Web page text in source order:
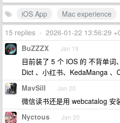
iOS App
Mac experience
15 replies • 2026-01-22 13:56:29
BuZZZX Jan 19
目前装了 5 个 IOS 的 不背单
Dict 、小红书、KedaManga
MavSill Jan 20
微信读书还是用 webcatalog 安
Nyctous Jan 20